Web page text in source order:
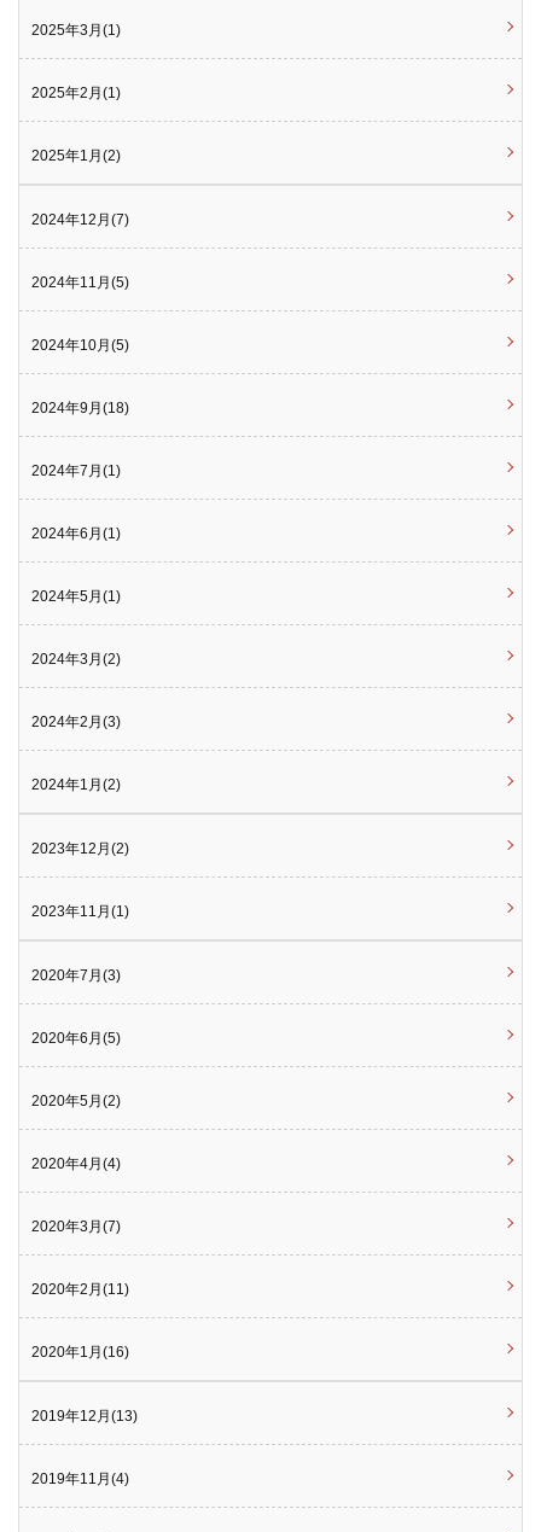
2025年3月(1)
2025年2月(1)
2025年1月(2)
2024年12月(7)
2024年11月(5)
2024年10月(5)
2024年9月(18)
2024年7月(1)
2024年6月(1)
2024年5月(1)
2024年3月(2)
2024年2月(3)
2024年1月(2)
2023年12月(2)
2023年11月(1)
2020年7月(3)
2020年6月(5)
2020年5月(2)
2020年4月(4)
2020年3月(7)
2020年2月(11)
2020年1月(16)
2019年12月(13)
2019年11月(4)